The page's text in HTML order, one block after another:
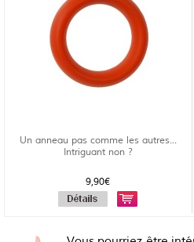
Un anneau pas comme les autres...
Intriguant non ?
9,90€